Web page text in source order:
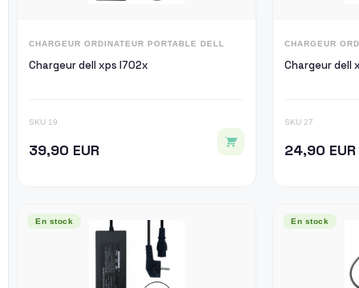
CHARGEUR ORDINATEUR PORTABLE DELL
Chargeur dell xps l702x
SKU 19
39,90 EUR
CHARGEUR
Chargeur dell
SKU 27
24,90 EUR
En stock En stock